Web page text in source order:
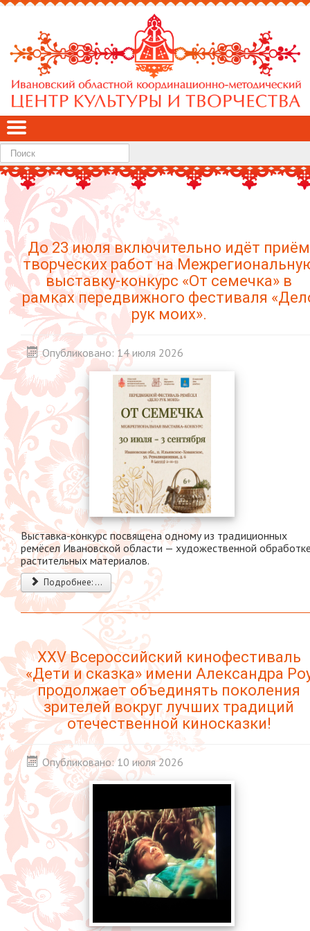
Найти
До 23 июля включительно идёт приём
творческих работ на
выставку-конкурс «От семечка» в
рамках передвижного фестиваля
рук моих».
Опубликовано: 14 июля 2026
Выставка-конкурс посвящена одному из традиционных
ремёсел Ивановской области — художественной
растительных материалов.
Подробнее: ...
XXV Всероссийский кинофестиваль
«Дети и сказка» имени Александра
продолжает объединять поколения
зрителей вокруг лучших традиций
отечественной киносказки!
Опубликовано: 10 июля 2026